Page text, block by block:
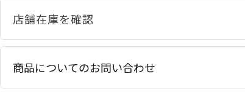
商品についてのお問い合わせ